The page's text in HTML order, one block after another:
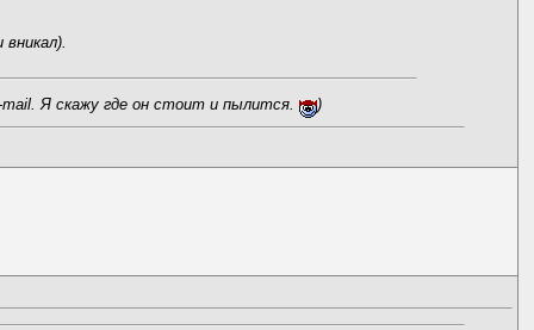
Я скажу где он стоит и пылится. )